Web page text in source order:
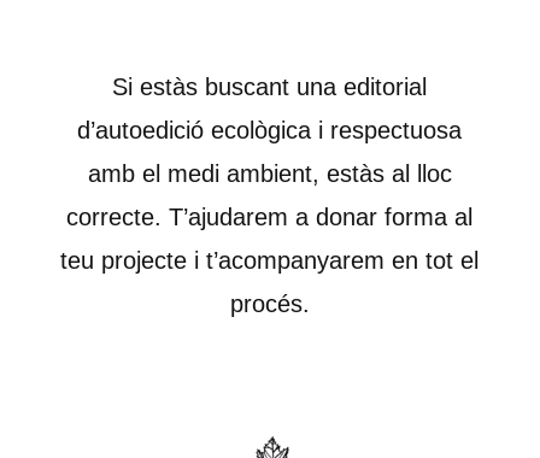
Si estàs buscant una editorial
d’autoedició ecològica i respectuosa
amb el medi ambient, estàs al lloc
correcte. T’ajudarem a donar forma al
teu projecte i t’acompanyarem en tot el
procés.